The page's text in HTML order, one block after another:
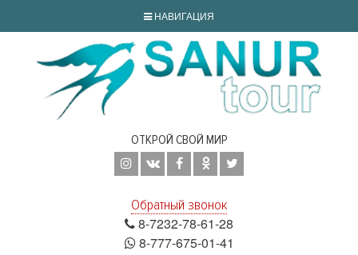
НАВИГАЦИЯ
ОТКРОЙ СВОЙ МИР
Обратный звонок
8-7232-78-61-28
8-777-675-01-41